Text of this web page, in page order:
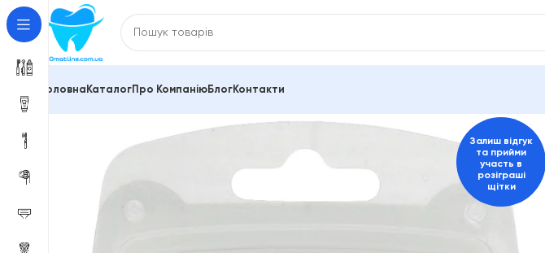
Головна КаталогПро КомпаніюБлогКонтакти
Залиш відгук
та прийми
участь в
розіграші
щітки